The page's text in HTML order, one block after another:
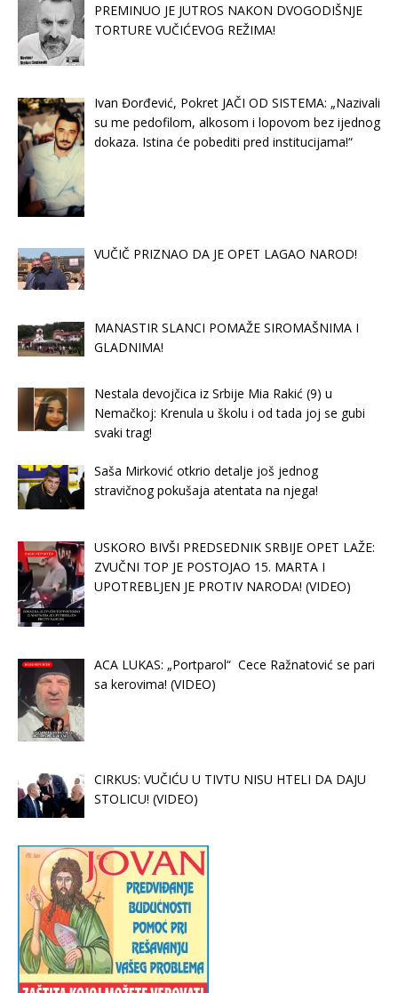
PREMINUO JE JUTROS NAKON DVOGODIŠNJE
TORTURE VUČIĆEVOG REŽIMA!
Ivan Đorđević, Pokret JAČI OD SISTEMA: „Nazivali
su me pedofilom, alkosom i lopovom bez ijednog
dokaza. Istina će pobediti pred institucijama!“
VUČIČ PRIZNAO DA JE OPET LAGAO NAROD!
MANASTIR SLANCI POMAŽE SIROMAŠNIMA I
GLADNIMA!
Nestala devojčica iz Srbije Mia Rakić (9) u
Nemačkoj: Krenula u školu i od tada joj se gubi
svaki trag!
Saša Mirković otkrio detalje još jednog
stravičnog pokušaja atentata na njega!
USKORO BIVŠI PREDSEDNIK SRBIJE OPET LAŽE:
ZVUČNI TOP JE POSTOJAO 15. MARTA I
UPOTREBLJEN JE PROTIV NARODA! (VIDEO)
ACA LUKAS: „Portparol“ Cece Ražnatović se pari
sa kerovima! (VIDEO)
CIRKUS: VUČIĆU U TIVTU NISU HTELI DA DAJU
STOLICU! (VIDEO)